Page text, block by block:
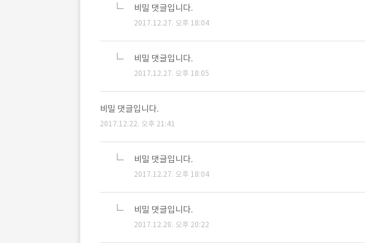
비밀 댓글입니다.
2017.12.27. 오후 18:04
비밀 댓글입니다.
2017.12.27. 오후 18:05
비밀 댓글입니다.
2017.12.22. 오후 21:41
비밀 댓글입니다.
2017.12.27. 오후 18:04
비밀 댓글입니다.
2017.12.28. 오후 20:22